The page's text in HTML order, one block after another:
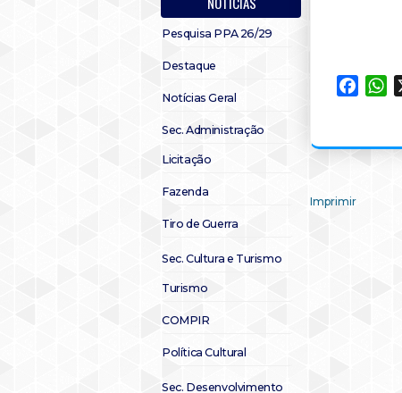
Pesquisa PPA 26/29
Destaque
Notícias Geral
Sec. Administração
Licitação
Fazenda
Tiro de Guerra
Sec. Cultura e Turismo
Turismo
COMPIR
Política Cultural
Sec. Desenvolvimento
Imprimir